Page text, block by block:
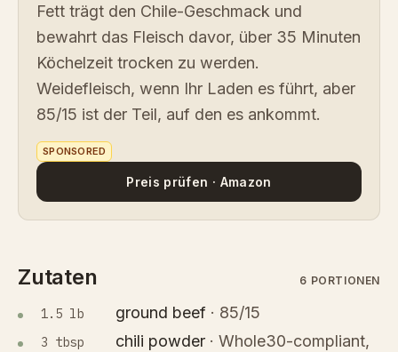
Fett trägt den Chile-Geschmack und
bewahrt das Fleisch davor, über 35 Minuten
Köchelzeit trocken zu werden.
Weidefleisch, wenn Ihr Laden es führt, aber
85/15 ist der Teil, auf den es ankommt.
SPONSORED
Preis prüfen · Amazon
Zutaten 6 PORTIONEN
1.5 lb ground beef · 85/15
3 tbsp chili powder · Whole30-compliant,